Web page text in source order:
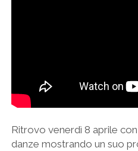
Ritrovo venerdì 8 aprile
danze mostrando un suo